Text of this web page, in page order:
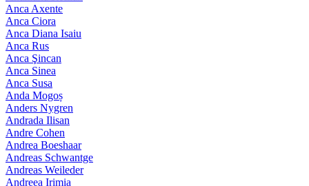
Anca Axente
Anca Ciora
Anca Diana Isaiu
Anca Rus
Anca Şincan
Anca Sinea
Anca Susa
Anda Mogoș
Anders Nygren
Andrada Ilisan
Andre Cohen
Andrea Boeshaar
Andreas Schwantge
Andreas Weileder
Andreea Irimia